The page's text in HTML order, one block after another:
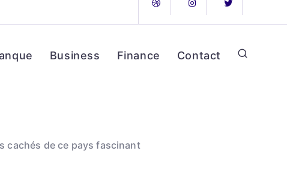
Business Finance Contact
cachés de ce pays fascinant